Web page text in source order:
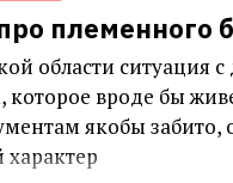
племенного
области ситуация
вроде бы
якобы забито,